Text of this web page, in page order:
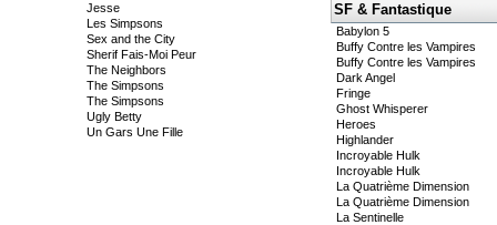
Jesse
Les Simpsons
Sex and the City
Sherif Fais-Moi Peur
The Neighbors
The Simpsons
The Simpsons
Ugly Betty
Un Gars Une Fille
SF & Fantastique
Babylon 5
Buffy Contre les Vampires
Buffy Contre les Vampires
Dark Angel
Fringe
Ghost Whisperer
Heroes
Highlander
Incroyable Hulk
Incroyable Hulk
La Quatrième Dimension
La Quatrième Dimension
La Sentinelle